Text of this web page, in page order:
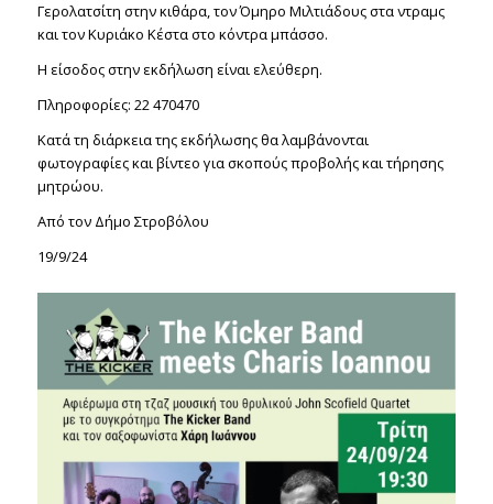
Γερολατσίτη στην κιθάρα, τον Όμηρο Μιλτιάδους στα ντραμς
και τον Κυριάκο Κέστα στο κόντρα μπάσσο.
Η είσοδος στην εκδήλωση είναι ελεύθερη.
Πληροφορίες: 22 470470
Κατά τη διάρκεια της εκδήλωσης θα λαμβάνονται
φωτογραφίες και βίντεο για σκοπούς προβολής και τήρησης
μητρώου.
Από τον Δήμο Στροβόλου
19/9/24